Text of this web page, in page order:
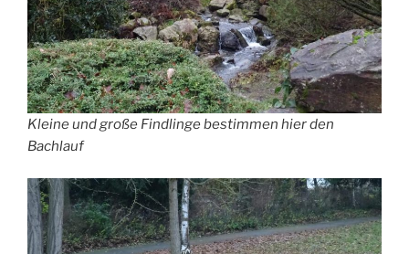
Kleine und große Findlinge bestimmen hier den
Bachlauf